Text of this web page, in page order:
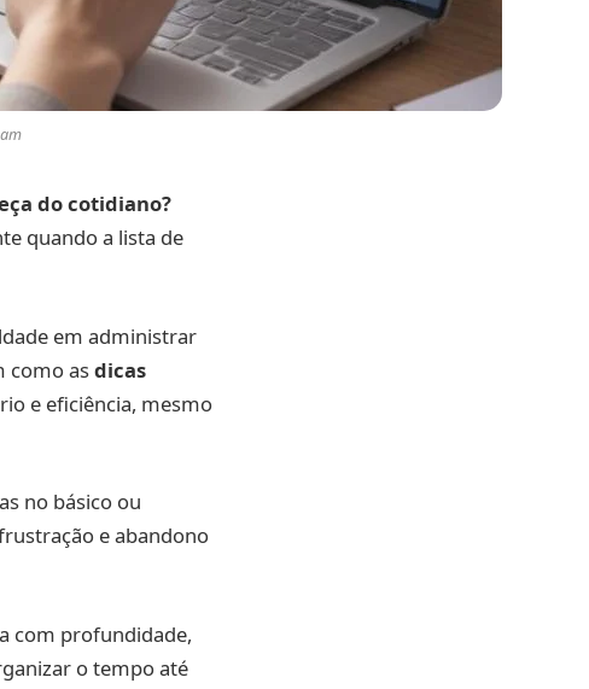
do cotidiano?
quando a lista de
em administrar
como asdicas
e eficiência, mesmo
no básico ou
e abandono
com profundidade,
o tempo até